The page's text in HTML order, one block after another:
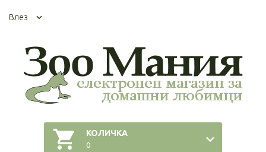
Влез
КОЛИЧКА
0